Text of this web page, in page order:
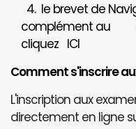
4. le brevet de
complément au
cliquez ICI
Comment s'inscrire
L'inscription aux
directement en ligne